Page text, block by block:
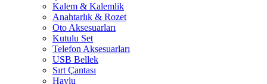
Kalem & Kalemlik
Anahtarlık & Rozet
Oto Aksesuarları
Kutulu Set
Telefon Aksesuarları
USB Bellek
Sırt Çantası
Havlu